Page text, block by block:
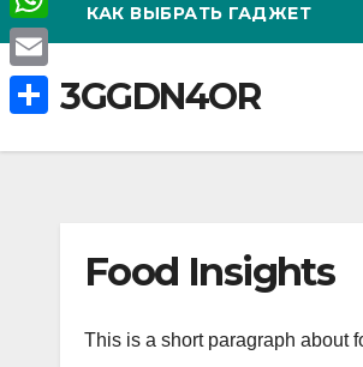
КАК ВЫБРАТЬ ГАДЖЕТ
3GGDN4OR
Food Insights
This is a short paragraph about
l
e
g
i
b
e
W
h
a
t
E